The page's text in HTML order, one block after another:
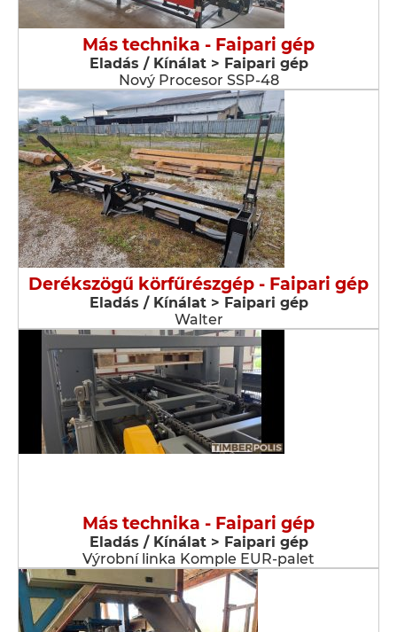
Más technika - Faipari gép
Eladás / Kínálat > Faipari gép
Nový Procesor SSP-48
Derékszögű körfűrészgép - Faipari gép
Eladás / Kínálat > Faipari gép
Walter
Más technika - Faipari gép
Eladás / Kínálat > Faipari gép
Výrobní linka Komple EUR-palet